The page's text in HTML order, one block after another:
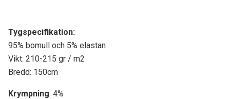
Tygspecifikation:
95% bomull och 5% elastan
Vikt: 210-215 gr / m2
Bredd: 150cm
Krympning: 4%